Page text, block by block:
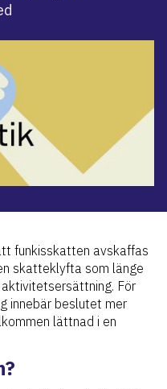
funkisskatten avskaffas
skatteklyfta som länge
För
innebär beslutet mer
lättnad i en